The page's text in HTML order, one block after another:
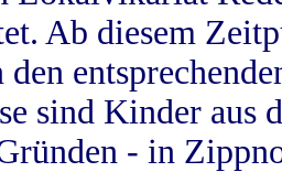
Ab diesem
sind Kinder aus
- in